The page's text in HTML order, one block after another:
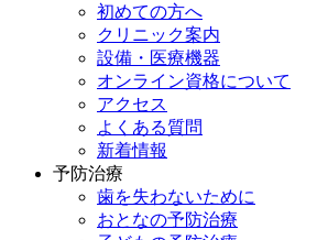
初めての方へ
クリニック案内
設備・医療機器
オンライン資格について
アクセス
よくある質問
新着情報
予防治療
歯を失わないために
おとなの予防治療